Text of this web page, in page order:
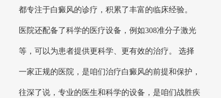
都专注于白癜风的诊疗，积累了丰富的临床经验。
医院还配备了科学的医疗设备，例如308准分子激光
等，可以为患者提供更科学、更有效的治疗。 选择
一家正规的医院，是咱们治疗白癜风的前提和保护，
往深了说，专业的医生和科学的设备，是咱们战胜疾